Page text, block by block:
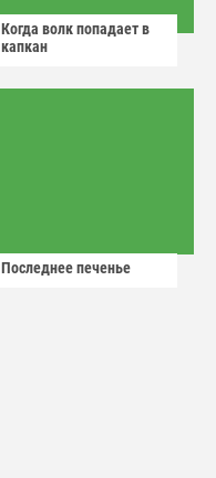
Когда волк попадает в
капкан
Последнее печенье